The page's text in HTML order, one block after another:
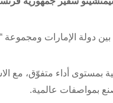
دولة الإمارات ومجموعة
أداء متفوّق، مع
بمواصفات عالمية.